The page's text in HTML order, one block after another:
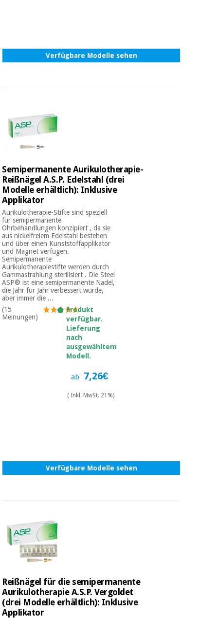
Verfügbare Modelle sehen
Semipermanente Aurikulotherapie-
Reißnägel A.S.P. Edelstahl (drei
Modelle erhältlich): Inklusive
Applikator
Aurikulotherapie-Stifte sind speziell
für semipermanente
Ohrbehandlungen konzipiert , da sie
aus nickelfreiem Edelstahl bestehen
und über einen Kunststoffapplikator
und Magnet verfügen.
Semipermanente
Aurikulotherapiestifte werden durch
Gammastrahlung sterilisiert . Die Steel
ASP® ist eine semipermanente Nadel,
die Jahr für Jahr verbessert wurde,
aber immer die ...
(15
Meinungen)
Produkt
verfügbar.
Lieferung
nach
ausgewähltem
Modell.
ab 7,26€
( Inkl. MwSt. 21%)
Verfügbare Modelle sehen
Reißnägel für die semipermanente
Aurikulotherapie A.S.P. Vergoldet
(drei Modelle erhältlich): Inklusive
Applikator